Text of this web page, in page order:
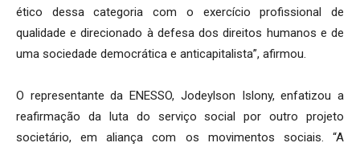
ético dessa categoria com o exercício profissional de
qualidade e direcionado à defesa dos direitos humanos e de
uma sociedade democrática e anticapitalista”, afirmou.
O representante da ENESSO, Jodeylson Islony, enfatizou a
reafirmação da luta do serviço social por outro projeto
societário, em aliança com os movimentos sociais. “A